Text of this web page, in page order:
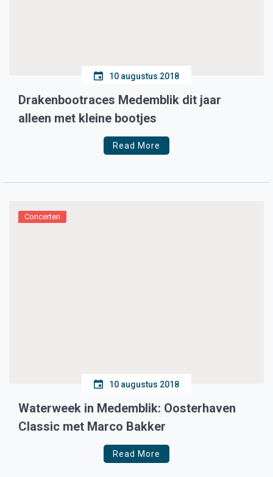
10 augustus 2018
Drakenbootraces Medemblik dit jaar
alleen met kleine bootjes
Read More
Concerten
10 augustus 2018
Waterweek in Medemblik: Oosterhaven
Classic met Marco Bakker
Read More